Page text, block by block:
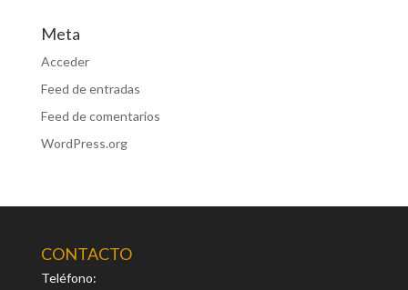
Meta
Acceder
Feed de entradas
Feed de comentarios
WordPress.org
CONTACTO
Teléfono: